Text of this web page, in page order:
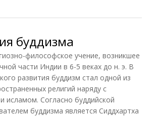
буддизма
философское учение, возникшее
части Индии в 6-5 веках до н. э. В
развития буддизм стал одной из
религий наряду с
исламом. Согласно буддийской
буддизма является Сиддхартха